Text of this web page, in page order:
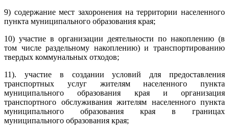
9) содержание мест захоронения на территории населенного
пункта муниципального образования края;
10) участие в организации деятельности по накоплению (в
том числе раздельному накоплению) и транспортированию
твердых коммунальных отходов;
11). участие в создании условий для предоставления
транспортных услуг жителям населенного пункта
муниципального образования края и организация
транспортного обслуживания жителям населенного пункта
муниципального образования края в границах
муниципального образования края;